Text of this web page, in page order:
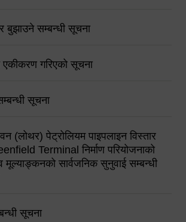
बुझाउने सम्बन्धी सूचना
गरिएको सूचना
सूचना
(लोथर) पेट्रोलियम पाइपलाइन विस्तार
Terminal निर्माण परियोजनाको
मूल्याङ्कनको सार्वजनिक सुनुवाई सम्बन्धी
सूचना